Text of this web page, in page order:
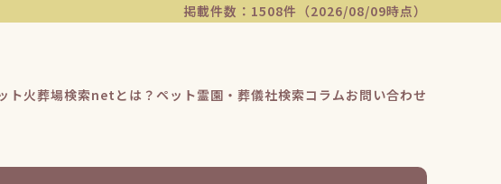
掲載件数：1508件（2026/08/09時点）
ト火葬場検索netとは？ ペット霊園・葬儀社検索コラムお問い合わせ